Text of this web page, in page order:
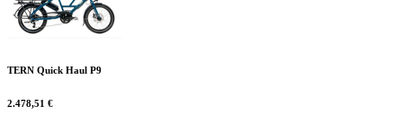
TERN Quick Haul P9
2.478,51 €